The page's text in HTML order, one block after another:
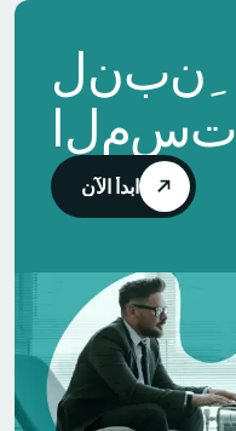
لنبن
المست
ابدأ الآن